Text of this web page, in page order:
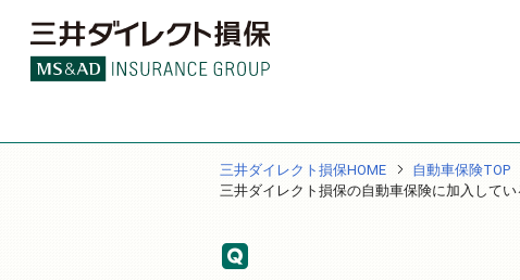
三井ダイレクト損保HOME 自動車保険TOP
三井ダイレクト損保の自動車保険に加入して